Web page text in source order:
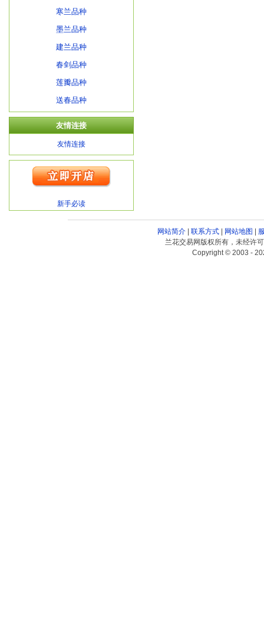
寒兰品种
墨兰品种
建兰品种
春剑品种
莲瓣品种
送春品种
友情连接
友情连接
新手必读
网站简介| 联系方式| 网站地图 |
兰花交易网版权所有，未经许
Copyright © 2003 -